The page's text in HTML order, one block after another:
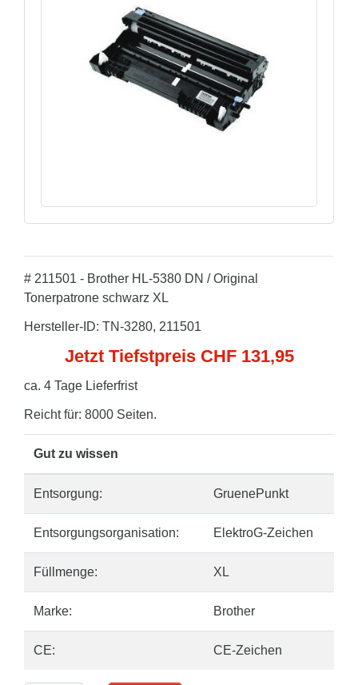
# 211501 - Brother HL-5380 DN / Original
Tonerpatrone schwarz XL
Hersteller-ID: TN-3280, 211501
Jetzt Tiefstpreis CHF 131,95
ca. 4 Tage Lieferfrist
Reicht für: 8000 Seiten.
Gut zu wissen
Entsorgung: GruenePunkt
Entsorgungsorganisation: ElektroG-Zeichen
Füllmenge: XL
Marke: Brother
CE: CE-Zeichen